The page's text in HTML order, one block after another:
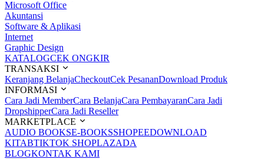
Microsoft Office
Akuntansi
Software & Aplikasi
Internet
Graphic Design
KATALOGCEK ONGKIR
TRANSAKSI
Keranjang BelanjaCheckoutCek PesananDownload Produk
INFORMASI
Cara Jadi MemberCara BelanjaCara PembayaranCara Jadi
DropshipperCara Jadi Reseller
MARKETPLACE
AUDIO BOOKSE-BOOKSSHOPEEDOWNLOAD
KITABTIKTOK SHOPLAZADA
BLOGKONTAK KAMI